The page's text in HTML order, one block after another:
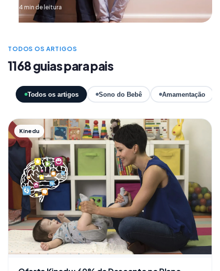
4 min de leitura
TODOS OS ARTIGOS
1168 guias para pais
Todos os artigos Sono do Bebê Amamentação
Kinedu